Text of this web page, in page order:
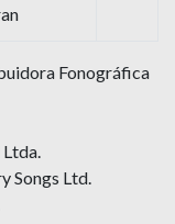
Fonográfica
Songs Ltd.